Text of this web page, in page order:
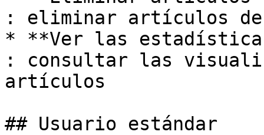
: eliminar artículos de
* **Ver las
: consultar las
artículos
## Usuario estándar